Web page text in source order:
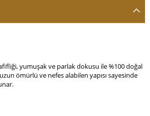
yumuşak ve parlak dokusu ile %100 doğal
ömürlü ve nefes alabilen yapısı sayesinde